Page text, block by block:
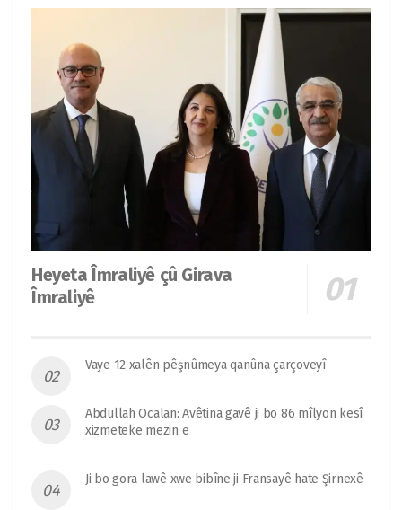
Heyeta Îmraliyê çû Girava
Îmraliyê
Vaye 12 xalên pêşnûmeya qanûna çarçoveyî
Abdullah Ocalan: Avêtina gavê ji bo 86 mîlyon kesî
xizmeteke mezin e
Ji bo gora lawê xwe bibîne ji Fransayê hate Şirnexê